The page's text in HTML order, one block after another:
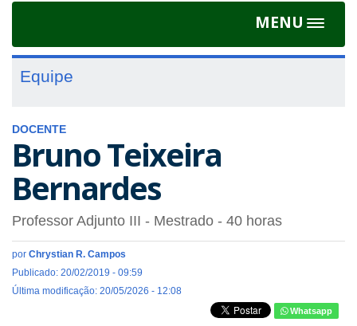
MENU
Toggle
Equipe
DOCENTE
Bruno Teixeira
Bernardes
Professor Adjunto III - Mestrado - 40 horas
por Chrystian R. Campos
Publicado: 20/02/2019 - 09:59
Última modificação: 20/05/2026 - 12:08
Whatsapp